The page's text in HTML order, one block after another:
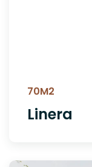
70M2
Linera